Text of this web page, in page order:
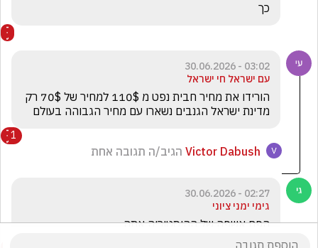
כך
03:02 - 30.06.2026
עם ישראל חי ישראל
מדינת ישראל הגנבים נשארו עם מחיר הגבוהה בעולם
1
Victor Dabush הגיב/ה תגובה אחת
02:27 - 30.06.2026
גימי ימני ציוני
הפח אשפה של ההיסטוריה אתה